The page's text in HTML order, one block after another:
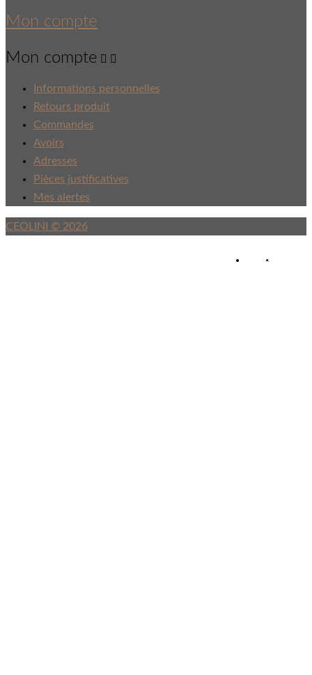
Mon compte
Mon compte  
Informations personnelles
Retours produit
Commandes
Avoirs
Adresses
Pièces justificatives
Mes alertes
CEOLINI © 2026